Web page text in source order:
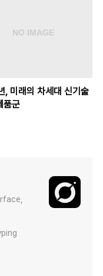
미래의 차세대 신기술
품군